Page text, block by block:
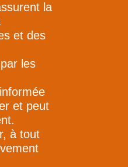
la
et des
les
et peut
à tout